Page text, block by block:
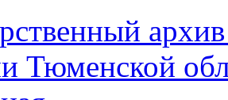
Тюменской